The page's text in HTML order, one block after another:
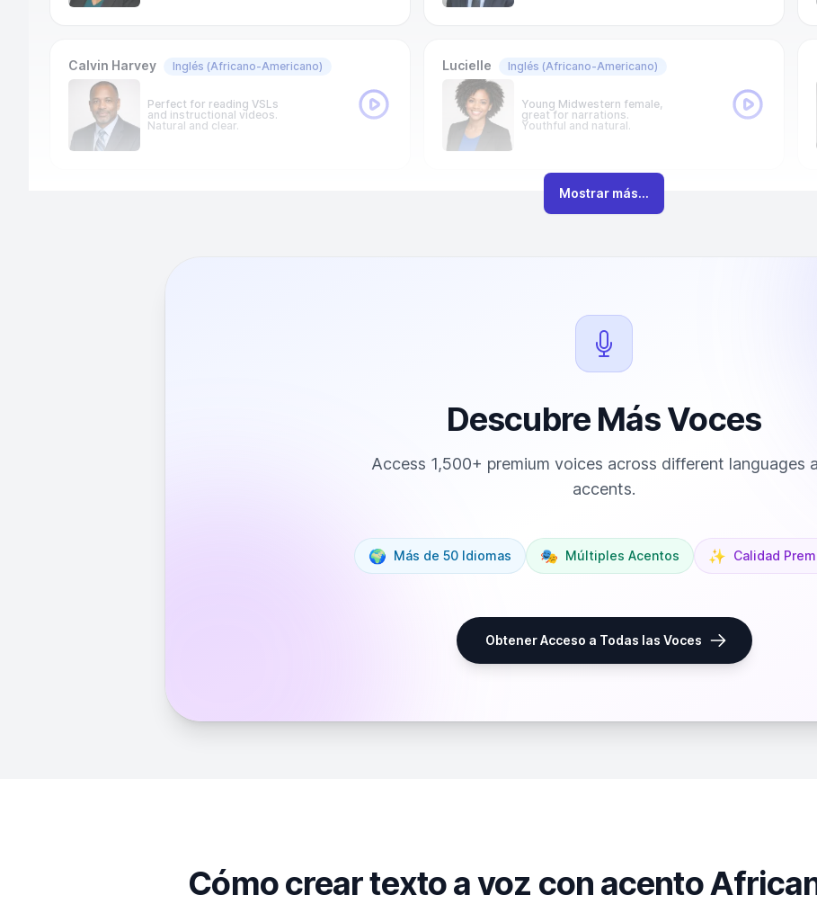
Calvin Harvey Inglés (Africano-Americano)
Perfect for reading VSLs
and instructional videos.
Natural and clear.
Lucielle Inglés (Africano-Americano)
Young Midwestern female,
great for narrations.
Youthful and natural.
Mostrar más...
Descubre Más Voces
Access 1,500+ premium voices across different languages
accents.
🌍 Más de 50 Idiomas 🎭 Múltiples Acentos ✨ Calidad
Obtener Acceso a Todas las Voces
Cómo crear texto a voz con acento